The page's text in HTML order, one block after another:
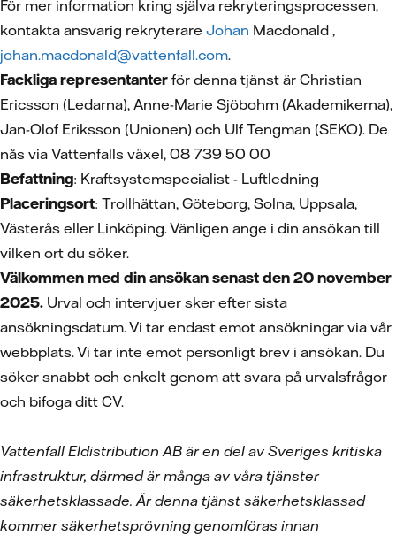
För mer information kring själva rekryteringsprocessen,
kontakta ansvarig rekryterare Johan Macdonald ,
johan.macdonald@vattenfall.com.
Fackliga representanter för denna tjänst är Christian
Ericsson (Ledarna), Anne-Marie Sjöbohm (Akademikerna),
Jan-Olof Eriksson (Unionen) och Ulf Tengman (SEKO). De
nås via Vattenfalls växel, 08 739 50 00
Befattning: Kraftsystemspecialist - Luftledning
Placeringsort: Trollhättan, Göteborg, Solna, Uppsala,
Västerås eller Linköping. Vänligen ange i din ansökan till
vilken ort du söker.
Välkommen med din ansökan senast den 20 november
2025. Urval och intervjuer sker efter sista
ansökningsdatum. Vi tar endast emot ansökningar via vår
webbplats. Vi tar inte emot personligt brev i ansökan. Du
söker snabbt och enkelt genom att svara på urvalsfrågor
och bifoga ditt CV.
Vattenfall Eldistribution AB är en del av Sveriges kritiska
infrastruktur, därmed är många av våra tjänster
säkerhetsklassade. Är denna tjänst säkerhetsklassad
kommer säkerhetsprövning genomföras innan